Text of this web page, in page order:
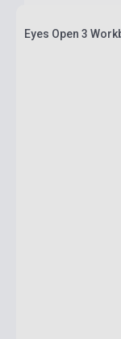
Eyes Open 3